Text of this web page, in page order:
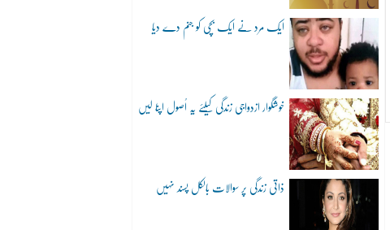
ایک مرد نے ایک بچی کو جنم دے دیا
خوشگوار ازدواجی زندگی کیلئے یہ اُصول اپنا لیں
ذاتی زندگی پر سوالات بالکل پسند نہیں